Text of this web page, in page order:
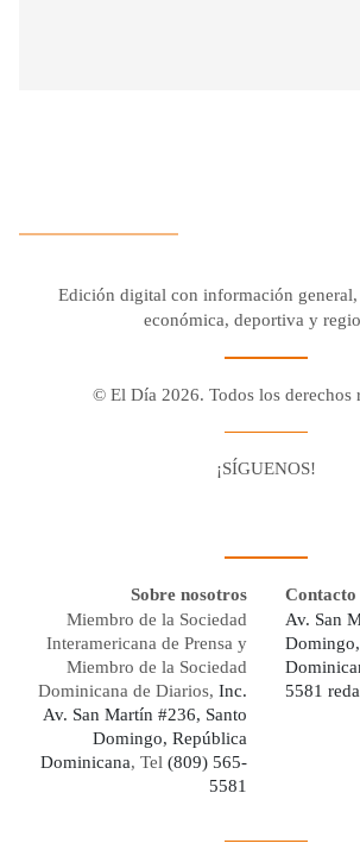
Edición digital con información
económica, deportiva y
© El Día 2026. Todos los derechos
¡SÍGUENOS!
Sobre nosotros
Miembro de la Sociedad
Interamericana de Prensa y
Miembro de la Sociedad
Dominicana de Diarios, Inc.
Av. San Martín #236, Santo
Domingo, República
Dominicana, Tel (809) 565-
5581
Contacto
Av. San
5581